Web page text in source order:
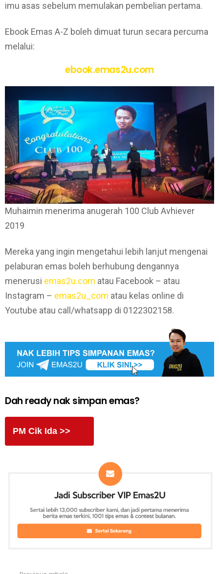
imu asas sebelum memulakan pembelian pertama.
Ebook Emas A-Z boleh dimuat turun secara percuma
melalui:
ebook.emas2u.com
Muhaimin menerima anugerah 100 Club Avhiever
2019
Mereka yang ingin mengetahui lebih lanjut mengenai
pelaburan emas boleh berhubung dengannya
menerusi emas2u.com atau Facebook – atau
Instagram – emas2u_com atau kelas online di
Youtube atau call/whatsapp di 0122302158.
Dah ready nak simpan emas?
PM Cik Ida >>